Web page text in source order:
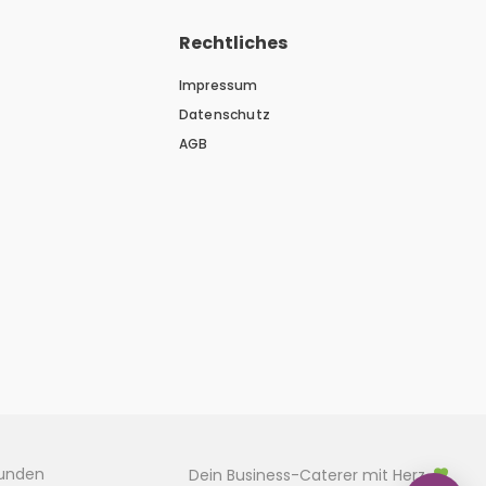
Rechtliches
Impressum
Datenschutz
AGB
Dein Business-Caterer mit Herz